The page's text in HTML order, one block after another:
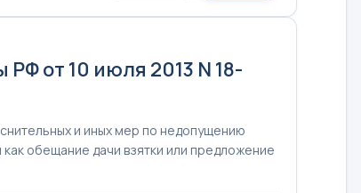
от 10 июля 2013 N 18-
и иных мер по недопущению
обещание дачи взятки или предложение